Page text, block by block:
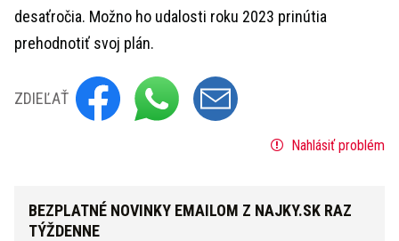
desaťročia. Možno ho udalosti roku 2023 prinútia
prehodnotiť svoj plán.
ZDIEĽAŤ
Nahlásiť problém
BEZPLATNÉ NOVINKY EMAILOM Z NAJKY.SK RAZ
TÝŽDENNE